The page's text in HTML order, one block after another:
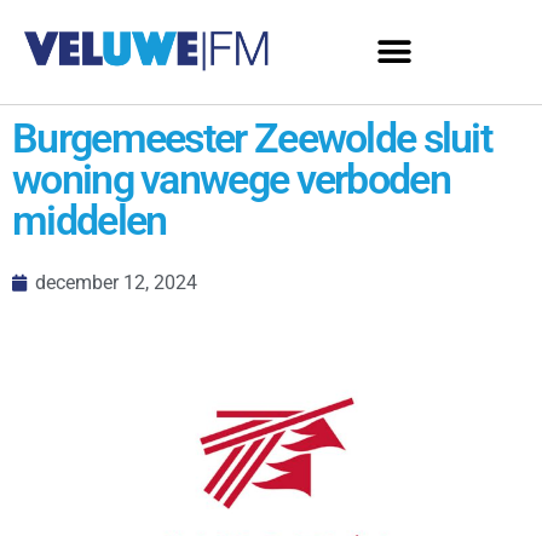
Burgemeester Zeewolde sluit
woning vanwege verboden
middelen
december 12, 2024